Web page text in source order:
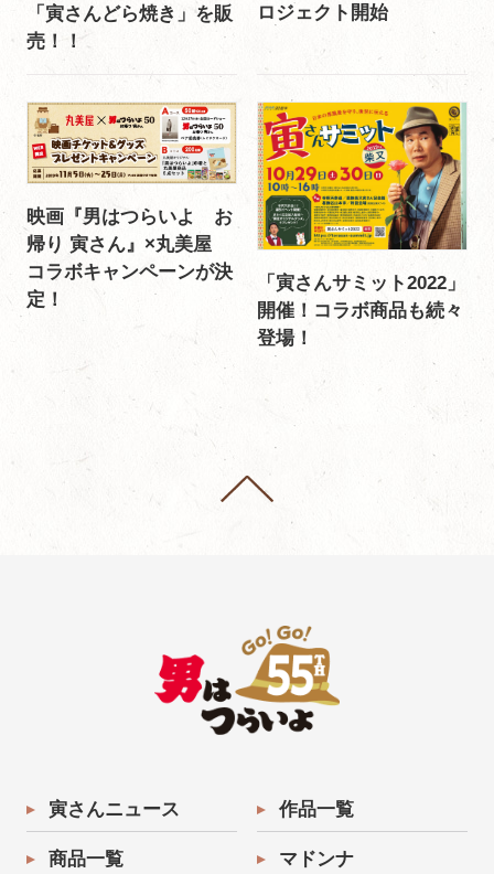
「寅さんどら焼き」を販
売！！
ロジェクト開始
映画『男はつらいよ お
帰り 寅さん』×丸美屋
コラボキャンペーンが決
定！
「寅さんサミット2022」
開催！コラボ商品も続々
登場！
寅さんニュース 作品一覧
商品一覧 マドンナ